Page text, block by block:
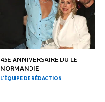
45E ANNIVERSAIRE DU LE
NORMANDIE
L'ÉQUIPE DE RÉDACTION